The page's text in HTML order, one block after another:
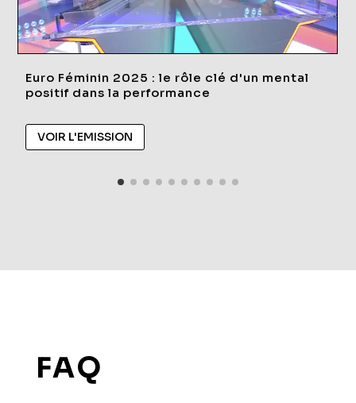
Euro Féminin 2025 : le rôle clé d'un mental
positif dans la performance
VOIR L'EMISSION
FAQ